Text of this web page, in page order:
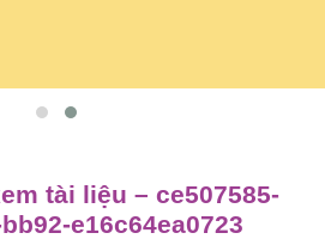
tài liệu – ce507585-
e16c64ea0723